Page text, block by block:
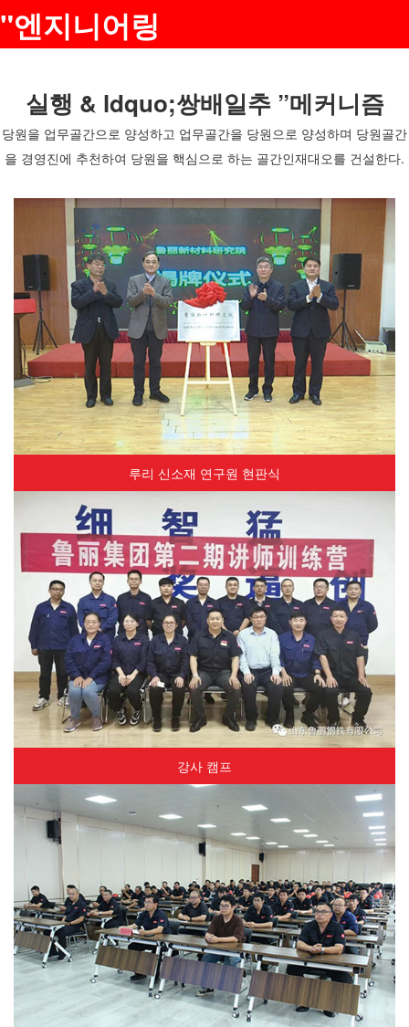
"엔지니어링
실행 & ldquo;쌍배일추 ”메커니즘
당원을 업무골간으로 양성하고 업무골간을 당원으로 양성하며 당원골간
을 경영진에 추천하여 당원을 핵심으로 하는 골간인재대오를 건설한다.
루리 신소재 연구원 현판식
강사 캠프